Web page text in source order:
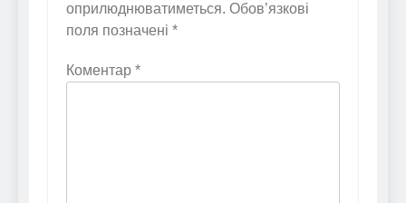
оприлюднюватиметься. Обов’язкові
поля позначені *
Коментар *